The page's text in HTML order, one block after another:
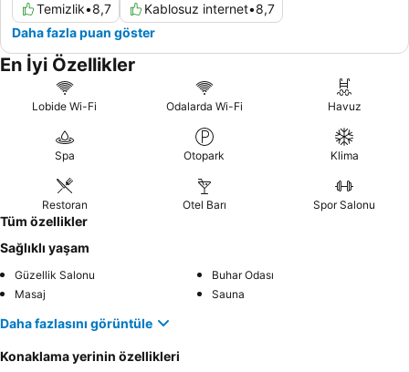
Temizlik•8,7 Kablosuz internet•8,7
Daha fazla puan göster
En İyi Özellikler
Lobide Wi-Fi Odalarda Wi-Fi Havuz
Spa Otopark Klima
Restoran Otel Barı Spor Salonu
Tüm özellikler
Sağlıklı yaşam
Güzellik Salonu
Buhar Odası
Masaj
Sauna
Daha fazlasını görüntüle
Konaklama yerinin özellikleri